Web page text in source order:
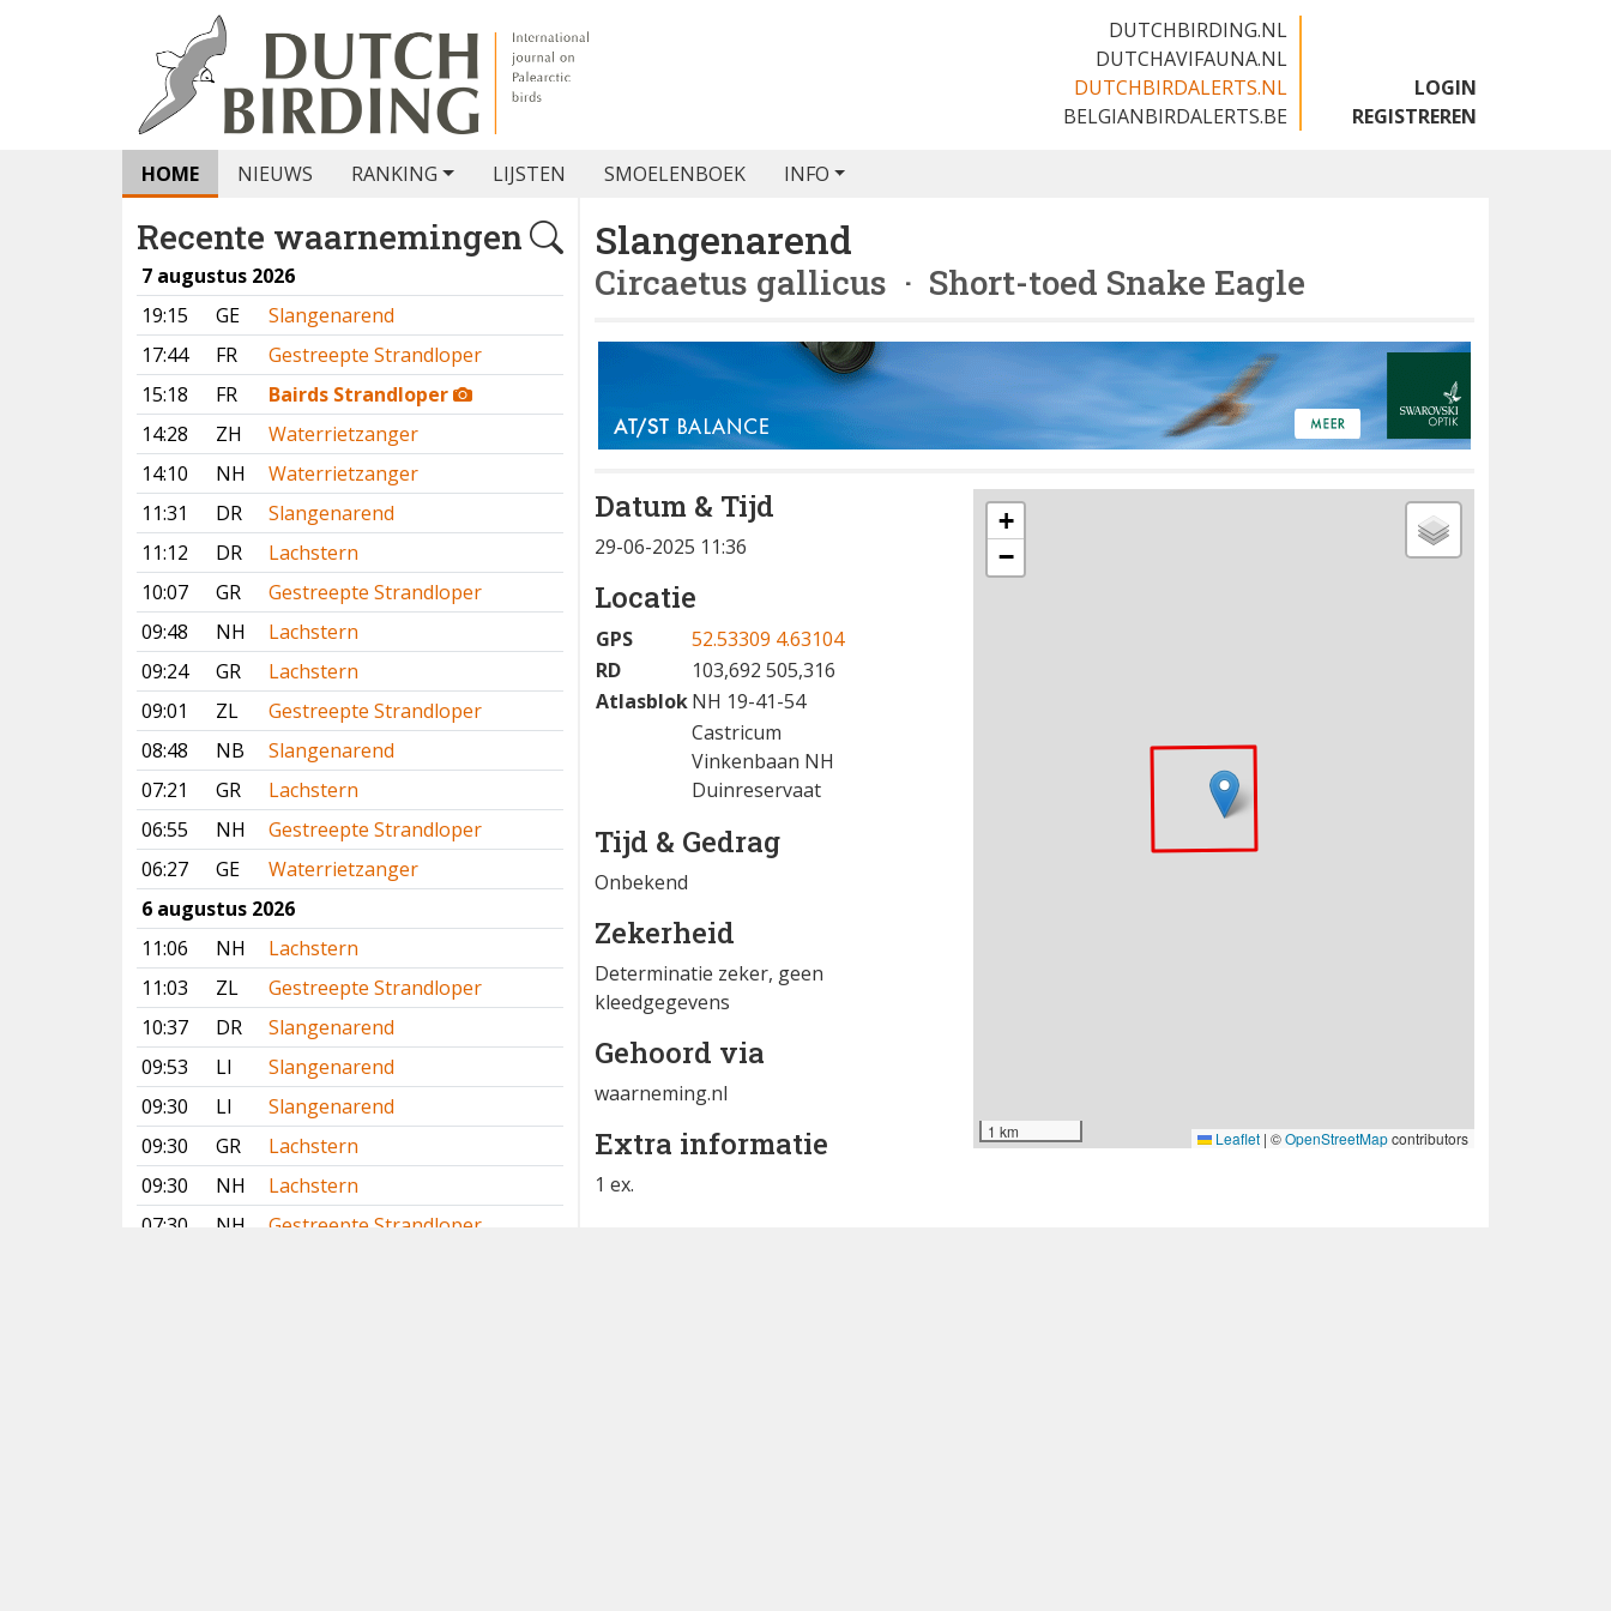
DUTCHBIRDING.NL
DUTCHAVIFAUNA.NL
DUTCHBIRDALERTS.NL
BELGIANBIRDALERTS.BE
LOGIN
REGISTREREN
HOME NIEUWS RANKING LIJSTEN SMOELENBOEK INFO
Recente waarnemingen
7 augustus 2026
19:15
GE
Slangenarend
17:44
FR
Gestreepte Strandloper
15:18
FR
Bairds Strandloper
14:28
ZH
Waterrietzanger
14:10
NH
Waterrietzanger
11:31
DR
Slangenarend
11:12
DR
Lachstern
10:07
GR
Gestreepte Strandloper
09:48
NH
Lachstern
09:24
GR
Lachstern
09:01
ZL
Gestreepte Strandloper
08:48
NB
Slangenarend
07:21
GR
Lachstern
06:55
NH
Gestreepte Strandloper
06:27
GE
Waterrietzanger
6 augustus 2026
11:06
NH
Lachstern
11:03
ZL
Gestreepte Strandloper
10:37
DR
Slangenarend
09:53
LI
Slangenarend
09:30
LI
Slangenarend
09:30
GR
Lachstern
09:30
NH
Lachstern
07:30
NH
Gestreepte Strandloper
Slangenarend
Circaetus gallicus · Short-toed Snake Eagle
Datum & Tijd
29-06-2025 11:36
Locatie
GPS
52.53309 4.63104
RD
103,692 505,316
AtlasblokNH 19-41-54
Castricum
Vinkenbaan NH
Duinreservaat
Tijd & Gedrag
Onbekend
Zekerheid
Determinatie zeker, geen
kleedgegevens
Gehoord via
waarneming.nl
Extra informatie
1 ex.
+
−
1 km Leaflet | ©OpenStreetMapcontributors